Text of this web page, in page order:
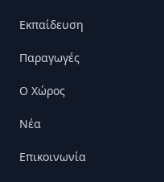
Εκπαίδευση
Παραγωγές
Ο Χώρος
Nέα
Επικοινωνία